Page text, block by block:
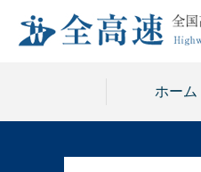
ホーム